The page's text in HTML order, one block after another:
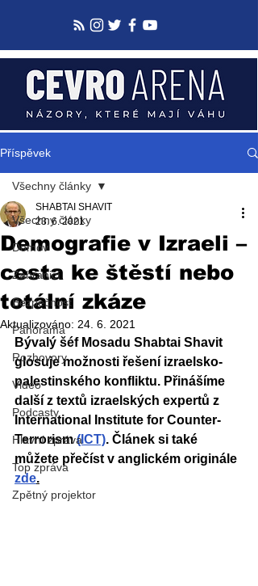
Příspěvek
Všechny články
Domov
Zahraničí
Bezpečnost
Panorama
Rozhovory
Video
Podcasty
Hlavní zpráva
Top zpráva
Zpětný projektor
Všechny články
Demografie v Izraeli –
cesta ke štěstí nebo
totální zkáze
SHABTAI SHAVIT
23. 6. 2021
Aktualizováno: 24. 6. 2021
Bývalý šéf Mosadu Shabtai Shavit
glosuje možnosti řešení izraelsko-
palestinského konfliktu. Přinášíme
další z textů izraelských expertů z
International Institute for Counter-
Terrorism (ICT). Článek si také
můžete přečíst v anglickém originále
zde.